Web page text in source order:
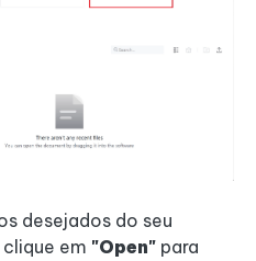
desejados do seu
em "Open" para